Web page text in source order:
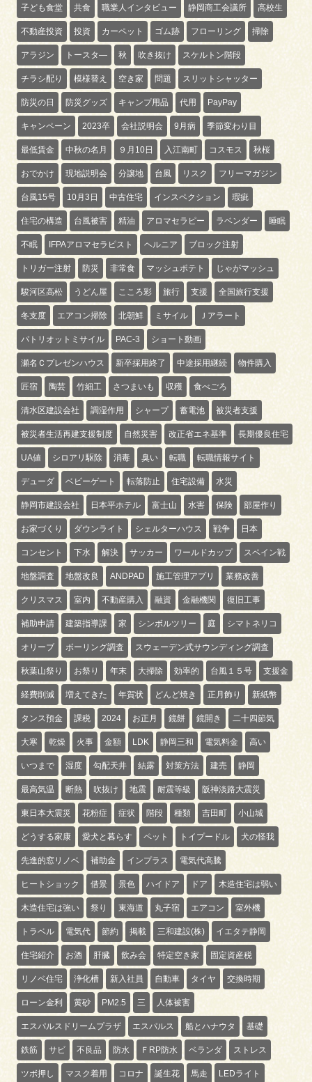
子ども食堂 共食 職業人インタビュー 静岡商工会議所 高校生
不動産投資 投資 カーペット ゴム跡 フローリング 掃除
アラジン トースタ― 秋 吹き抜け スケルトン階段
チラシ配り 模様替え 空き家 問題 スリットシャッター
防災の日 防災グッズ キャンプ用品 代用 PayPay
キャンペーン 2023卒 会社説明会 9月病 季節変わり目
最低賃金 中秋の名月 ９月10日 入江南町 コスモス 秋桜
おでかけ 現地説明会 分譲地 台風 リスク フリーマガジン
台風15号 10月3日 中古住宅 インスペクション 瑕疵
住宅の構造 台風被害 精油 アロマセラピー ラベンダー 睡眠
不眠 IFPAアロマセラピスト ヘルニア ブロック注射
トリガー注射 防災 非常食 マッシュポテト じゃがマッシュ
駿河区高松 うどん屋 こころ彩 旅行 支援 全国旅行支援
冬支度 エアコン掃除 北朝鮮 ミサイル Ｊアラート
パトリオットミサイル PAC-3 ショート動画
瀬名Ｃプレゼンハウス 新卒採用終了 中途採用継続 物件購入
匠宿 陶芸 竹細工 さつまいも 収穫 食べごろ
清水区建設会社 調湿作用 シャープ 蓄電池 被災者支援
被災者生活再建支援制度 自然災害 改正省エネ基準 長期優良住宅
UA値 シロアリ駆除 消毒 臭い 転職 転職情報サイト
デューダ ベビーゲート 転落防止 住宅設備 水災
静岡市建設会社 日本平ホテル 富士山 水害 保険 部屋作り
お家づくり ダウンライト シェルターハウス 戦争 日本
コンセント 下水 解決 サッカー ワールドカップ スペイン戦
地盤調査 地盤改良 ANDPAD 施工管理アプリ 業務改善
クリスマス 室内 不動産購入 融資 金融機関 復旧工事
補助申請 建築指導課 家 シンボルツリー 庭 シマトネリコ
オリーブ ボーリング調査 スウェーデン式サウンディング調査
秋葉山祭り お祭り 年末 大掃除 効率的 台風１５号 支援金
経費削減 増えてきた 年賀状 どんど焼き 正月飾り 新紙幣
タンス預金 課税 2024 お正月 鏡餅 鏡開き 二十四節気
大寒 乾燥 火事 金額 LDK 静岡三和 電気料金 高い
いつまで 湿度 勾配天井 結露 対策方法 建売 静岡
最高気温 断熱 吹抜け 地震 耐震等級 阪神淡路大震災
東日本大震災 花粉症 症状 階段 種類 吉田町 小山城
どうする家康 愛犬と暮らす ペット トイプードル 犬の怪我
先進的窓リノベ 補助金 インプラス 電気代高騰
ヒートショック 借景 景色 ハイドア ドア 木造住宅は弱い
木造住宅は強い 祭り 東海道 丸子宿 エアコン 室外機
トラベル 電気代 節約 掲載 三和建設(株) イエタテ静岡
住宅紹介 お酒 肝臓 飲み会 特定空き家 固定資産税
リノベ住宅 浄化槽 新入社員 自動車 タイヤ 交換時期
ローン金利 黄砂 PM2.5 三 人体被害
エスパルスドリームプラザ エスパルス 船とハナウタ 基礎
鉄筋 サビ 不良品 防水 ＦRP防水 ベランダ ストレス
ツボ押し マスク着用 コロナ 誕生花 馬走 LEDライト